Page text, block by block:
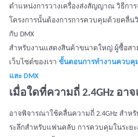
ตำแหน่งการวางเครื่องส่งสัญญาณ วิธีกา
โครงการนั้นต้องการการควบคุมด้วยคลื่น
กับ DMX
สำหรับงานแสดงสินค้าขนาดใหญ่ ผู้ซื้อสา
เว็บไซต์ของเรา ขั้นตอนการทำงานควบคุ
และ DMX
เมื่อใดที่ความถี่ 2.4GHz อา
อาจพิจารณาใช้คลื่นความถี่ 2.4GHz สำ
ระลึกสำหรับแฟนคลับ การควบคุมในระย